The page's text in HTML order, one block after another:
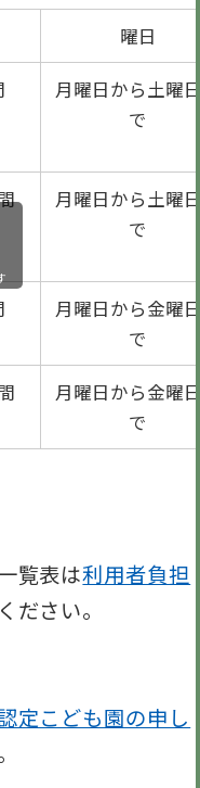
曜日
月曜日から土曜
で
月曜日から土曜
で
月曜日から金曜
で
月曜日から金曜
で
覧表は利用者負担
ださい。
定こども園の申し